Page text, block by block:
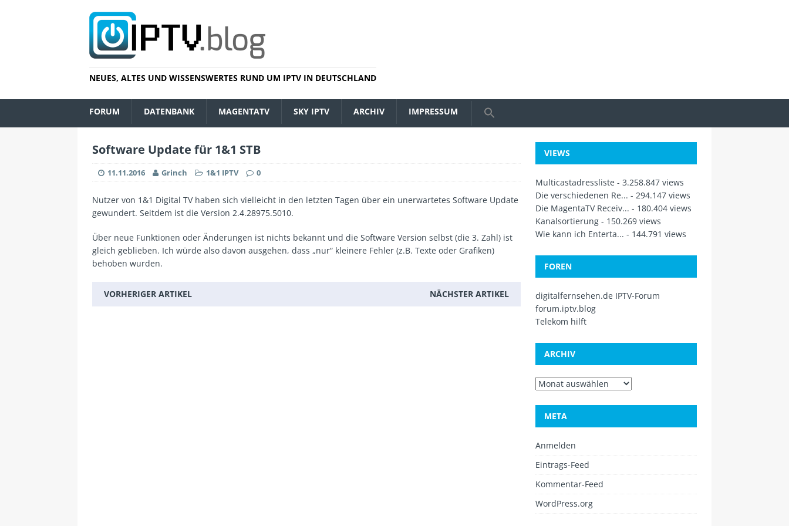
NEUES, ALTES UND WISSENSWERTES RUND UM IPTV IN DEUTSCHLAND
FORUM DATENBANK MAGENTATV SKY IPTV ARCHIV IMPRESSUM
Software Update für 1&1 STB
11.11.2016 Grinch 1&1 IPTV 0
Nutzer von 1&1 Digital TV haben sich vielleicht in den letzten Tagen über ein unerwartetes Software Update
gewundert. Seitdem ist die Version 2.4.28975.5010.
Über neue Funktionen oder Änderungen ist nichts bekannt und die Software Version selbst (die 3. Zahl) ist
gleich geblieben. Ich würde also davon ausgehen, dass „nur“ kleinere Fehler (z.B. Texte oder Grafiken)
behoben wurden.
VORHERIGER ARTIKEL NÄCHSTER ARTIKEL
VIEWS
Multicastadressliste - 3.258.847 views
Die verschiedenen Re... - 294.147 views
Die MagentaTV Receiv... - 180.404 views
Kanalsortierung - 150.269 views
Wie kann ich Enterta... - 144.791 views
FOREN
digitalfernsehen.de IPTV-Forum
forum.iptv.blog
Telekom hilft
ARCHIV
META
Anmelden
Eintrags-Feed
Kommentar-Feed
WordPress.org